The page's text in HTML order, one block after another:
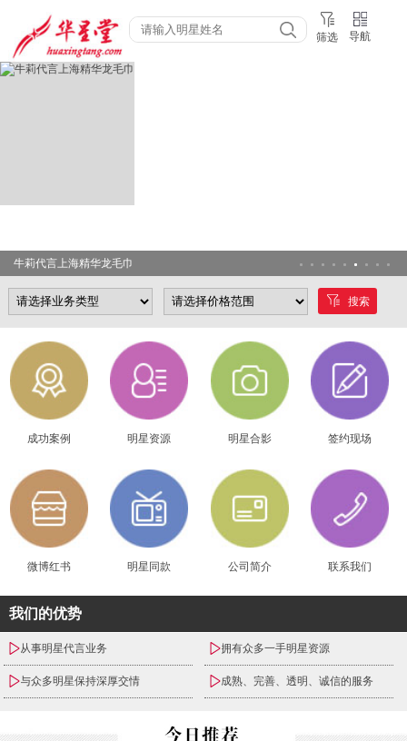
筛选 导航
牛莉代言上海精华龙毛巾
搜索
成功案例 明星资源 明星合影 签约现场
微博红书 明星同款 公司简介 联系我们
我们的优势
从事明星代言业务 拥有众多一手明星资源
与众多明星保持深厚交情 成熟、完善、透明、诚信的服务